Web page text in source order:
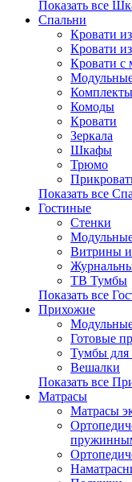
Показать все
Спальни
Кровати
Кровати
Кровати с
Комоды
Кровати
Зеркала
Шкафы
Трюмо
Показать все
Гостиные
Стенки
Витрины
ТВ Тумбы
Показать все
Прихожие
Готовые
Тумбы для
Вешалки
Показать все
Матрасы
Матрасы